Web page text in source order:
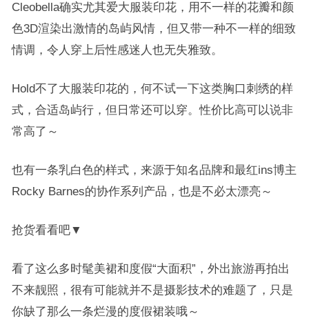
Cleobella确实尤其爱大服装印花，用不一样的花瓣和颜
色3D渲染出激情的岛屿风情，但又带一种不一样的细致
情调，令人穿上后性感迷人也无失雅致。
Hold不了大服装印花的，何不试一下这类胸口刺绣的样
式，合适岛屿行，但日常还可以穿。性价比高可以说非
常高了～
也有一条乳白色的样式，来源于知名品牌和最红ins博主
Rocky Barnes的协作系列产品，也是不必太漂亮～
抢货看看吧▼
看了这么多时髦美裙和度假“大面积”，外出旅游再拍出
不来靓照，很有可能就并不是摄影技术的难题了，只是
你缺了那么一条烂漫的度假裙装哦～